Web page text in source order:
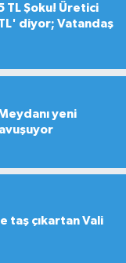
TL Şoku! Üretici
diyor; Vatandaş
yeni
taş çıkartan Vali